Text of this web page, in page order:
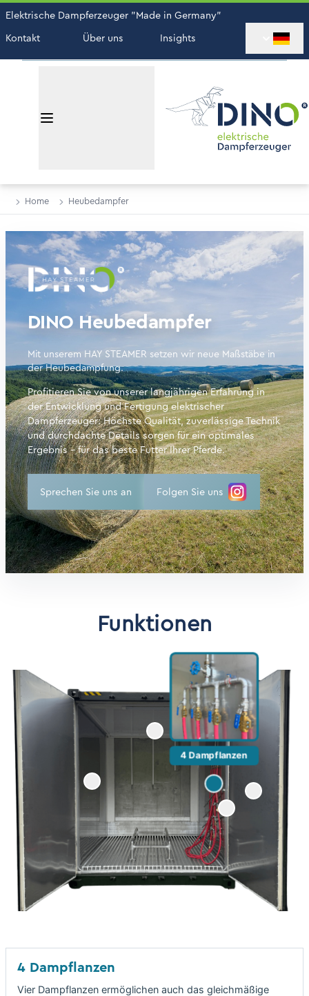
Elektrische Dampferzeuger "Made in Germany"
Kontakt
Über uns Insights
Home Heubedampfer
DINO Heubedampfer
Mit unserem HAY STEAMER setzen wir neue Maßstäbe in
der Heubedampfung.
Profitieren Sie von unserer langjährigen Erfahrung in
der Entwicklung und Fertigung elektrischer
Dampferzeuger: Höchste Qualität, zuverlässige Technik
und durchdachte Details sorgen für ein optimales
Ergebnis – für das beste Futter Ihrer Pferde.
Sprechen Sie uns an Folgen Sie uns
Funktionen
4 Dampflanzen
4 Dampflanzen
Vier Dampflanzen ermöglichen auch das gleichmäßige